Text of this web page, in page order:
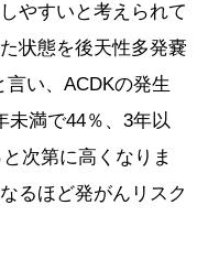
やすいと考えられて
状態を後天性多発嚢
い、ACDKの発生
未満で44％、3年以
次第に高くなりま
るほど発がんリスク